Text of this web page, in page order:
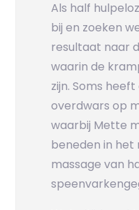
Als half
bij en zoeken
resultaat naar
waarin de
zijn. Soms
overdwars op
waarbij Mette
beneden in het
massage van